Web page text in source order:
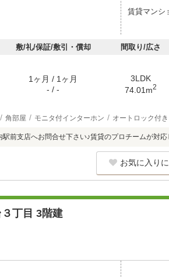
賃貸マンシ
敷/礼/保証/敷引・償却 間取り/広さ
1ヶ月 / 1ヶ月
- / -
3LDK
74.01m2
角部屋 モニタ付インターホン オートロック付き
前支店へお問合せ下さい♪賃貸のプロチームが対応
お気に入り
丁目 3階建